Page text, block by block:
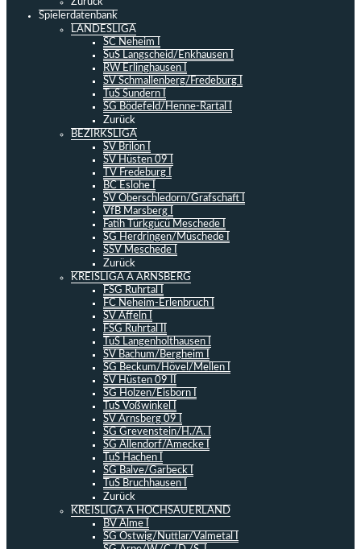
Spielerdatenbank
LANDESLIGA
SC Neheim I
SuS Langscheid/Enkhausen I
RW Erlinghausen I
SV Schmallenberg/Fredeburg I
TuS Sundern I
SG Bödefeld/Henne-Rartal I
Zurück
BEZIRKSLIGA
SV Brilon I
SV Hüsten 09 I
TV Fredeburg I
BC Eslohe I
SV Oberschledorn/Grafschaft I
VfB Marsberg I
Fatih Türkgücü Meschede I
SG Herdringen/Müschede I
SSV Meschede I
Zurück
KREISLIGA A ARNSBERG
FSG Ruhrtal I
FC Neheim-Erlenbruch I
SV Affeln I
FSG Ruhrtal II
TuS Langenholthausen I
SV Bachum/Bergheim I
SG Beckum/Hövel/Mellen I
SV Hüsten 09 II
SG Holzen/Eisborn I
TuS Voßwinkel I
SV Arnsberg 09 I
SG Grevenstein/H./A. I
SG Allendorf/Amecke I
TuS Hachen I
SG Balve/Garbeck I
TuS Bruchhausen I
Zurück
KREISLIGA A HOCHSAUERLAND
BV Alme I
SG Ostwig/Nuttlar/Valmetal I